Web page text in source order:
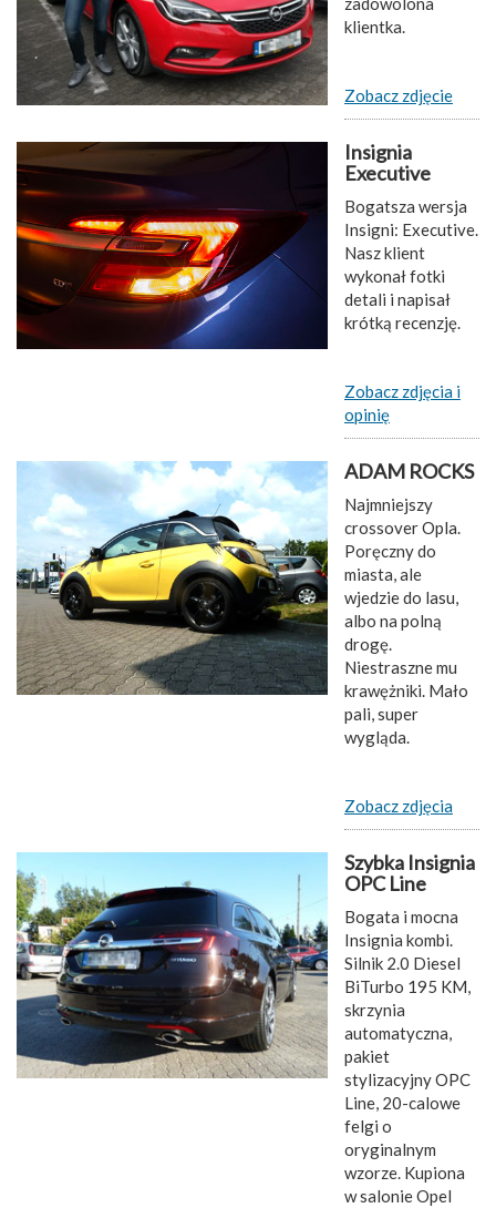
klientka.
Zobacz zdjęcie
Insignia
Executive
Bogatsza wersja
Insigni: Executive.
Nasz klient
wykonał fotki
detali i napisał
krótką recenzję.
Zobacz zdjęcia i
opinię
ADAM ROCKS
Najmniejszy
crossover Opla.
Poręczny do
miasta, ale
wjedzie do lasu,
albo na polną
drogę.
Niestraszne mu
krawężniki. Mało
pali, super
wygląda.
Zobacz zdjęcia
Szybka Insignia
OPC Line
Bogata i mocna
Insignia kombi.
Silnik 2.0 Diesel
BiTurbo 195 KM,
skrzynia
automatyczna,
pakiet
stylizacyjny OPC
Line, 20-calowe
felgi o
oryginalnym
wzorze. Kupiona
w salonie Opel